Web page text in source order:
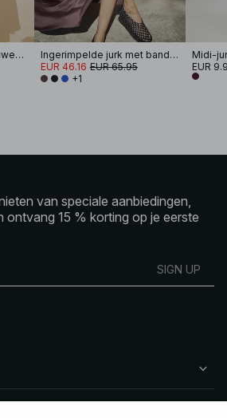
Mini-jurk met korte mouwen en strikceintuur
Ingerimpelde jurk met band en volume
EUR 46.16 EUR 65.95
+1
EUR
van speciale aanbiedingen,
ontvang 15 % korting op je eerste
SIGN UP